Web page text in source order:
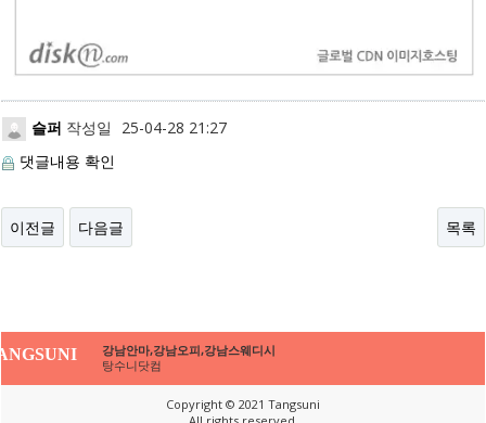
슬퍼 작성일
25-04-28 21:27
댓글내용 확인
이전글 다음글 목록
강남안마,강남오피,강남스웨디시
탕수니닷컴
Copyright © 2021 Tangsuni